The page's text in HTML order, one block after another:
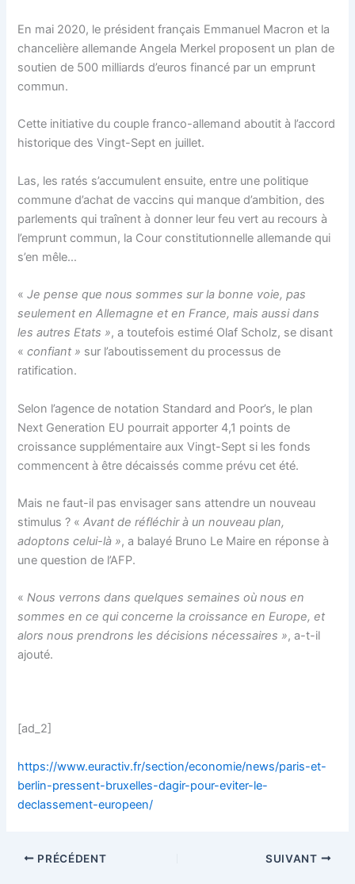
En mai 2020, le président français Emmanuel Macron et la
chancelière allemande Angela Merkel proposent un plan de
soutien de 500 milliards d’euros financé par un emprunt
commun.
Cette initiative du couple franco-allemand aboutit à l’accord
historique des Vingt-Sept en juillet.
Las, les ratés s’accumulent ensuite, entre une politique
commune d’achat de vaccins qui manque d’ambition, des
parlements qui traînent à donner leur feu vert au recours à
l’emprunt commun, la Cour constitutionnelle allemande qui
s’en mêle…
«Je pense que nous sommes sur la bonne voie, pas
seulement en Allemagne et en France, mais aussi dans
les autres Etats », a toutefois estimé Olaf Scholz, se disant
«confiant » sur l’aboutissement du processus de
ratification.
Selon l’agence de notation Standard and Poor’s, le plan
Next Generation EU pourrait apporter 4,1 points de
croissance supplémentaire aux Vingt-Sept si les fonds
commencent à être décaissés comme prévu cet été.
Mais ne faut-il pas envisager sans attendre un nouveau
stimulus ? «Avant de réfléchir à un nouveau plan,
adoptons celui-là », a balayé Bruno Le Maire en réponse à
une question de l’AFP.
«Nous verrons dans quelques semaines où nous en
sommes en ce qui concerne la croissance en Europe, et
alors nous prendrons les décisions nécessaires », a-t-il
ajouté.
[ad_2]
https://www.euractiv.fr/section/economie/news/paris-et-
berlin-pressent-bruxelles-dagir-pour-eviter-le-
declassement-europeen/
PRÉCÉDENT SUIVANT